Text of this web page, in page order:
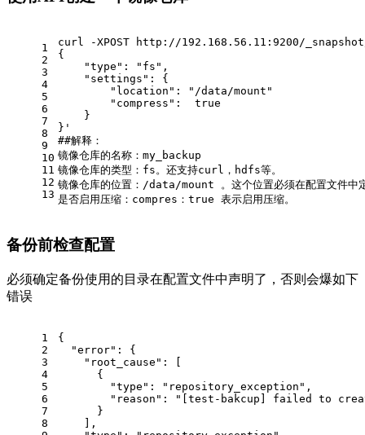
1
2
3
4
5
6
7
8
9
10
11
12
13
curl -XPOST http://192.168.56.11:9200/
{
    "type": "fs",
    "settings": {
        "location": "/data/mount"
        "compress":  true
    }
}'
##解释：
镜像仓库的名称：my_backup
镜像仓库的类型：fs。还支持curl，hdfs等。
镜像仓库的位置：/data/mount 。这个位置必须在配置文件中
是否启用压缩：compres：true 表示启用压缩。
备份前检查配置
必须确定备份使用的目录在配置文件中声明了，否则会爆如下
错误
1
2
3
4
5
6
7
8
{
  "error": {
    "root_cause": [
      {
        "type": "repository_exception",
"reason": "[test-bakcup] failed to
      }
    ],